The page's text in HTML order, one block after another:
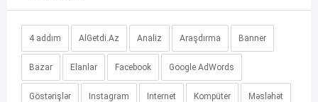
4 addım AlGetdi.Az Analiz Araşdırma Banner
Bazar Elanlar Facebook Google AdWords
Göstərişlər Instagram Internet Kompüter Məsləhət